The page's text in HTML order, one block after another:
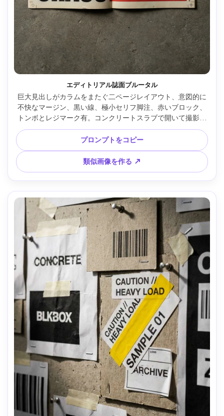
エディトリアル誌面ブルータル
巨大見出しがカラムをまたぐ二ページレイアウト、意図的に
不快なマージン、黒い線、極小セリフ脚注、赤いブロック、
トンボとレジマーク有。コンクリートスラブで開いて撮影、
Sony A7IV、35mm、俯瞰、強いサイドライト、超リアル紙質
--ar 4:5
プロンプトをコピー
類似画像を作る ↗